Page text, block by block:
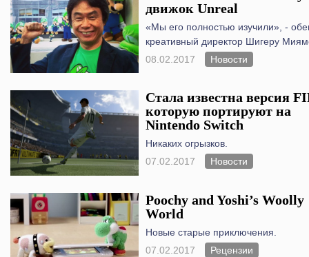
движок Unreal
«Мы его полностью изучили», -
креативный директор Шигеру
08.02.2017
Новости
Стала известна версия
которую портируют на
Nintendo Switch
Никаких огрызков.
07.02.2017
Новости
Poochy and Yoshi’s Woolly
World
Новые старые приключения.
07.02.2017
Рецензии